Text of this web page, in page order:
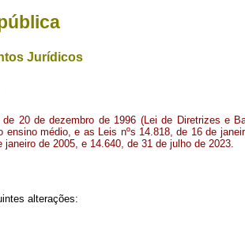
Jurídicos
20 de dezembro de 1996 (Lei de Diretrizes e
ensino médio, e as Leis nºs 14.818, de 16 de
janeiro de 2005, e 14.640, de 31 de julho de 2023.
alterações: